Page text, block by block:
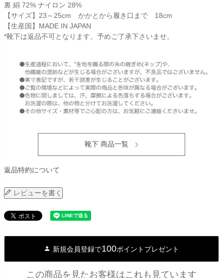
裏 絹 72% ナイロン 28%
【サイズ】23～25cm かかとから履き口まで 18cm
【生産国】MADE IN JAPAN
*靴下は返品不可となります。予めご了承下さいませ。
靴下 商品一覧
返品特約について
レビューを書く
新規会員登録で100ポイントプレゼント
この商品を見たお客様はこれも見ています